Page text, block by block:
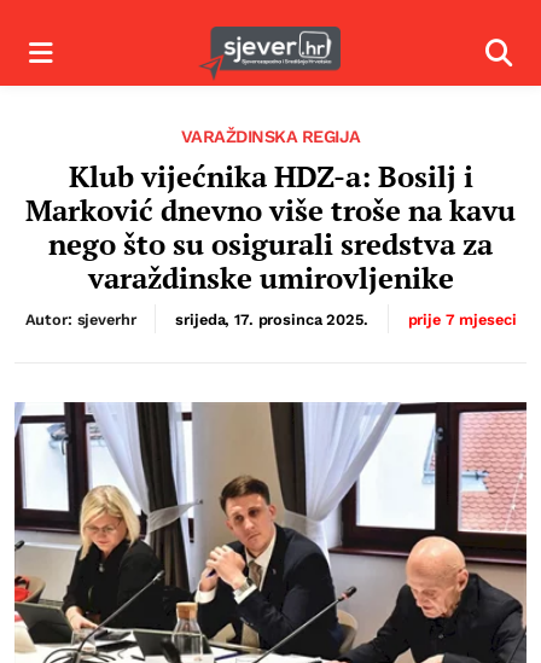
Izbornik
VARAŽDINSKA REGIJA
Klub vijećnika HDZ-a: Bosilj i
Marković dnevno više troše na kavu
nego što su osigurali sredstva za
varaždinske umirovljenike
Autor: sjeverhr srijeda, 17. prosinca 2025. prije 7 mjeseci